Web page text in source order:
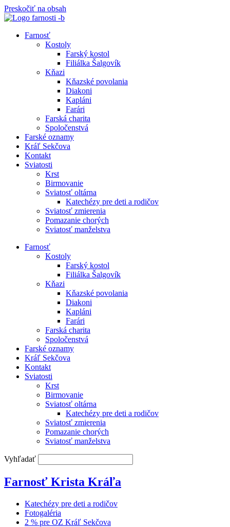
Preskočiť na obsah
Farnosť
Kostoly
Farský kostol
Filiálka Šalgovík
Kňazi
Kňazské povolania
Diakoni
Kapláni
Farári
Farská charita
Spoločenstvá
Farské oznamy
Kráľ Sekčova
Kontakt
Sviatosti
Krst
Birmovanie
Sviatosť oltárna
Katechézy pre deti a rodičov
Sviatosť zmierenia
Pomazanie chorých
Sviatosť manželstva
Farnosť
Kostoly
Farský kostol
Filiálka Šalgovík
Kňazi
Kňazské povolania
Diakoni
Kapláni
Farári
Farská charita
Spoločenstvá
Farské oznamy
Kráľ Sekčova
Kontakt
Sviatosti
Krst
Birmovanie
Sviatosť oltárna
Katechézy pre deti a rodičov
Sviatosť zmierenia
Pomazanie chorých
Sviatosť manželstva
Vyhľadať
Farnosť Krista Kráľa
Katechézy pre deti a rodičov
Fotogaléria
2 % pre OZ Kráľ Sekčova